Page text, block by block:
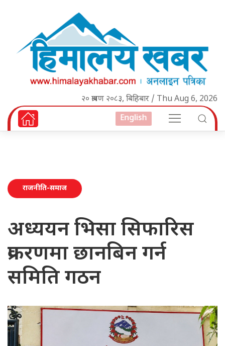
२० श्रावण २०८३, बिहिबार / Thu Aug 6, 2026
English
राजनीति-समाज
अध्ययन भिसा सिफारिस
प्रकरणमा छानबिन गर्न
समिति गठन